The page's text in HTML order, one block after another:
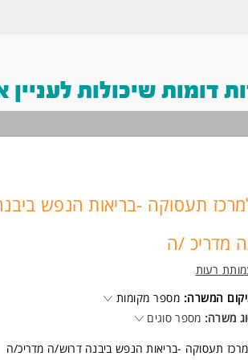
דומות שיכולות לעניין
תעסוקה -בריאות הנפש
מדריכ /ה
רעות
המשרה: מספר מקומות
משרה: מספר סוגים
תעסוקה -בריאות הנפש ביבנה דרוש/ה מדריכ/ה